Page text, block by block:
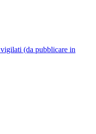
(da pubblicare in